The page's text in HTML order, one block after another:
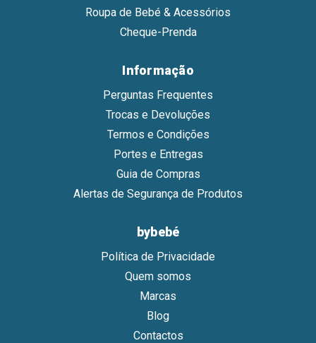
Roupa de Bebé & Acessórios
Cheque-Prenda
Informação
Perguntas Frequentes
Trocas e Devoluções
Termos e Condições
Portes e Entregas
Guia de Compras
Alertas de Segurança de Produtos
bybebé
Política de Privacidade
Quem somos
Marcas
Blog
Contactos